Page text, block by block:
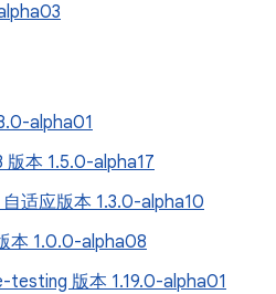
alpha01
本 1.5.0-alpha17
适应版本 1.3.0-alpha10
本 1.0.0-alpha08
版本 1.19.0-alpha01